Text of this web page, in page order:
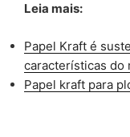
Leia mais:
Papel Kraft é
características do
Papel kraft para